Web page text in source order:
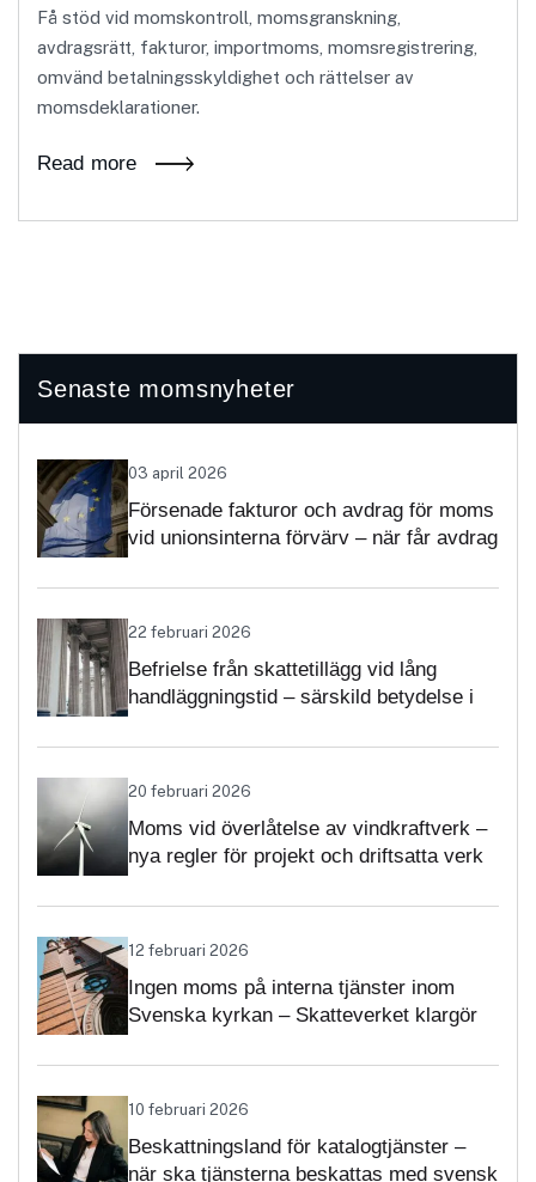
Få stöd vid momskontroll, momsgranskning,
avdragsrätt, fakturor, importmoms, momsregistrering,
omvänd betalningsskyldighet och rättelser av
momsdeklarationer.
Read more
Senaste momsnyheter
03 april 2026
Försenade fakturor och avdrag för moms
vid unionsinterna förvärv – när får avdrag
22 februari 2026
Befrielse från skattetillägg vid lång
handläggningstid – särskild betydelse i
20 februari 2026
Moms vid överlåtelse av vindkraftverk –
nya regler för projekt och driftsatta verk
12 februari 2026
Ingen moms på interna tjänster inom
Svenska kyrkan – Skatteverket klargör
10 februari 2026
Beskattningsland för katalogtjänster –
när ska tjänsterna beskattas med svensk